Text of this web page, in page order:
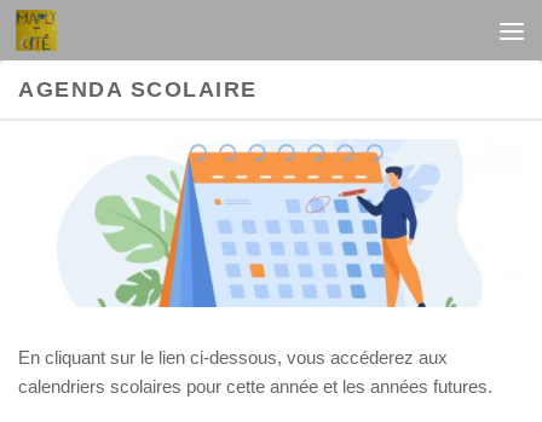
Au dessous du contenu
AGENDA SCOLAIRE
En cliquant sur le lien ci-dessous, vous accéderez aux
calendriers scolaires pour cette année et les années futures.